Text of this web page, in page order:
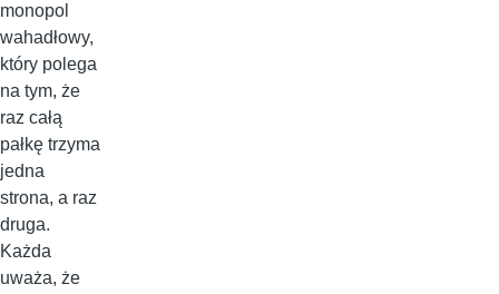
monopol
wahadłowy,
który polega
na tym, że
raz całą
pałkę trzyma
jedna
strona, a raz
druga.
Każda
uważa, że